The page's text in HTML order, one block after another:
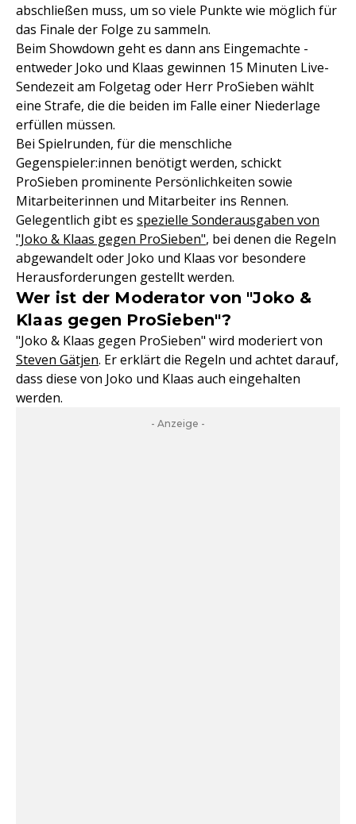
abschließen muss, um so viele Punkte wie möglich für
das Finale der Folge zu sammeln.
Beim Showdown geht es dann ans Eingemachte -
entweder Joko und Klaas gewinnen 15 Minuten Live-
Sendezeit am Folgetag oder Herr ProSieben wählt
eine Strafe, die die beiden im Falle einer Niederlage
erfüllen müssen.
Bei Spielrunden, für die menschliche
Gegenspieler:innen benötigt werden, schickt
ProSieben prominente Persönlichkeiten sowie
Mitarbeiterinnen und Mitarbeiter ins Rennen.
Gelegentlich gibt es spezielle Sonderausgaben von
"Joko & Klaas gegen ProSieben", bei denen die Regeln
abgewandelt oder Joko und Klaas vor besondere
Herausforderungen gestellt werden.
Wer ist der Moderator von "Joko &
Klaas gegen ProSieben"?
"Joko & Klaas gegen ProSieben" wird moderiert von
Steven Gätjen. Er erklärt die Regeln und achtet darauf,
dass diese von Joko und Klaas auch eingehalten
werden.
- Anzeige -